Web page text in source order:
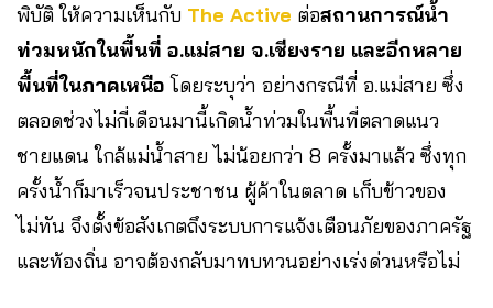
พิบัติ ให้ความเห็นกับ The Active ต่อสถานการณ์น้ำ
ท่วมหนักในพื้นที่ อ.แม่สาย จ.เชียงราย และอีกหลาย
พื้นที่ในภาคเหนือ โดยระบุว่า อย่างกรณีที่ อ.แม่สาย ซึ่ง
ตลอดช่วงไม่กี่เดือนมานี้เกิดน้ำท่วมในพื้นที่ตลาดแนว
ชายแดน ใกล้แม่น้ำสาย ไม่น้อยกว่า 8 ครั้งมาแล้ว ซึ่งทุก
ครั้งน้ำก็มาเร็วจนประชาชน ผู้ค้าในตลาด เก็บข้าวของ
ไม่ทัน จึงตั้งข้อสังเกตถึงระบบการแจ้งเตือนภัยของภาครัฐ
และท้องถิ่น อาจต้องกลับมาทบทวนอย่างเร่งด่วนหรือไม่